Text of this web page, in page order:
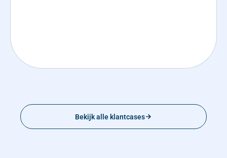
Bekijk alle klantcases